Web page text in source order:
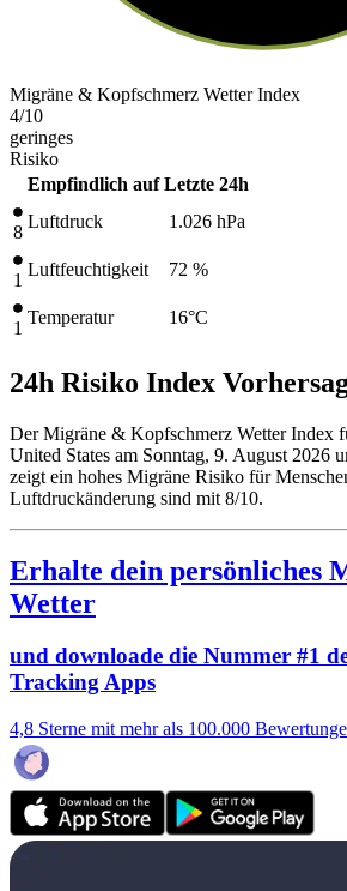
Migräne & Kopfschmerz Wetter Index
4/10
geringes
Risiko
Empfindlich auf Letzte 24h
8
Luftdruck 1.026 hPa
1
Luftfeuchtigkeit 72 %
1
Temperatur 16°C
24h Risiko Index
Der Migräne & Kopfschmerz Wetter Index
United States am Sonntag, 9. August 2026
zeigt ein hohes Migräne Risiko für
Luftdruckänderung sind mit 8/10.
Erhalte dein persönliches
Wetter
und downloade die Nummer #1
Tracking Apps
4,8 Sterne mit mehr als 100.000